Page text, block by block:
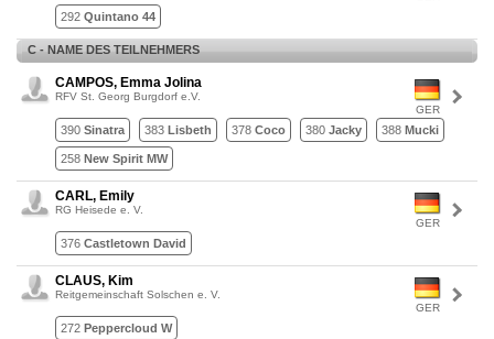
292 Quintano 44
C - NAME DES TEILNEHMERS
GER
CAMPOS, Emma Jolina
RFV St. Georg Burgdorf e.V.
390 Sinatra 383 Lisbeth 378 Coco 380 Jacky 388 Mucki
258 New Spirit MW
GER
CARL, Emily
RG Heisede e. V.
376 Castletown David
GER
CLAUS, Kim
Reitgemeinschaft Solschen e. V.
272 Peppercloud W